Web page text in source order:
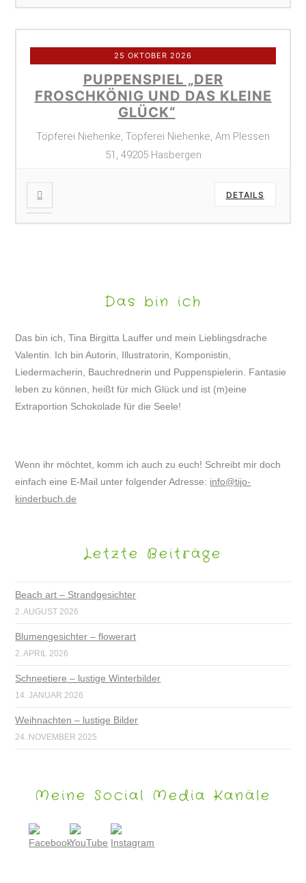
25 OKTOBER 2026
PUPPENSPIEL „DER
FROSCHKÖNIG UND DAS KLEINE
GLÜCK“
Töpferei Niehenke, Töpferei Niehenke, Am Plessen
51, 49205 Hasbergen
DETAILS
Das bin ich
Das bin ich, Tina Birgitta Lauffer und mein Lieblingsdrache
Valentin. Ich bin Autorin, Illustratorin, Komponistin,
Liedermacherin, Bauchrednerin und Puppenspielerin. Fantasie
leben zu können, heißt für mich Glück und ist (m)eine
Extraportion Schokolade für die Seele!
Wenn ihr möchtet, komm ich auch zu euch! Schreibt mir doch
einfach eine E-Mail unter folgender Adresse: info@tijo-
kinderbuch.de
Letzte Beiträge
Beach art – Strandgesichter
2. AUGUST 2026
Blumengesichter – flowerart
2. APRIL 2026
Schneetiere – lustige Winterbilder
14. JANUAR 2026
Weihnachten – lustige Bilder
24. NOVEMBER 2025
Meine Social Media Kanäle